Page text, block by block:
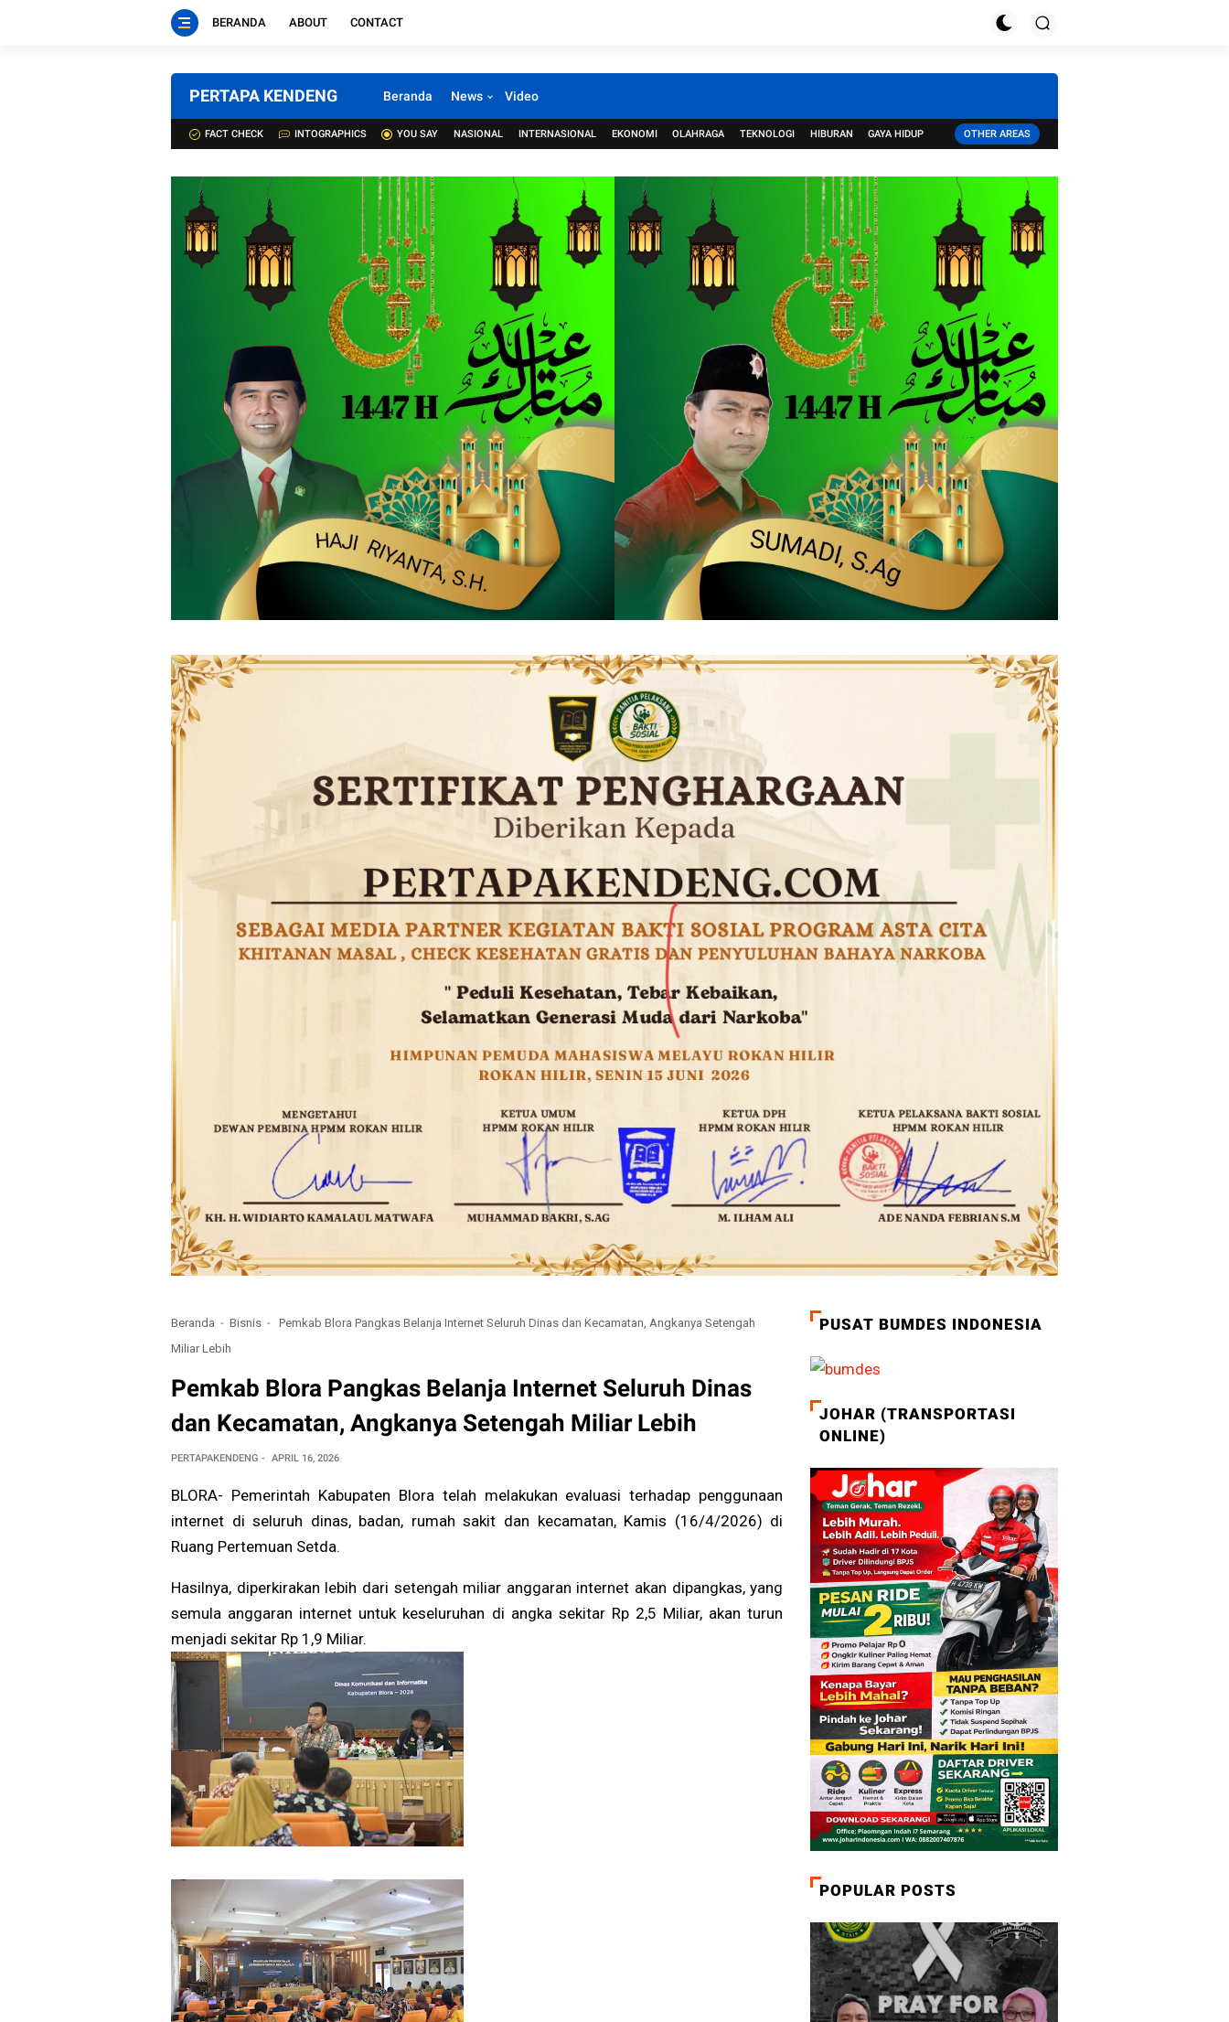
BERANDA ABOUT CONTACT
PERTAPA KENDENG Beranda News Video
FACT CHECK INTOGRAPHICS YOU SAY NASIONAL INTERNASIONAL EKONOMI OLAHRAGA TEKNOLOGI HIBURAN GAYA HIDUP OTHER AREAS
Beranda Bisnis
Pemkab Blora Pangkas Belanja Internet Seluruh Dinas dan Kecamatan, Angkanya Setengah
Miliar Lebih
Pemkab Blora Pangkas Belanja Internet Seluruh Dinas
dan Kecamatan, Angkanya Setengah Miliar Lebih
PERTAPAKENDENG APRIL 16, 2026
BLORA- Pemerintah Kabupaten Blora telah melakukan evaluasi terhadap penggunaan
internet di seluruh dinas, badan, rumah sakit dan kecamatan, Kamis (16/4/2026) di
Ruang Pertemuan Setda.
Hasilnya, diperkirakan lebih dari setengah miliar anggaran internet akan dipangkas, yang
semula anggaran internet untuk keseluruhan di angka sekitar Rp 2,5 Miliar, akan turun
menjadi sekitar Rp 1,9 Miliar.
PUSAT BUMDES INDONESIA
JOHAR (TRANSPORTASI
ONLINE)
POPULAR POSTS